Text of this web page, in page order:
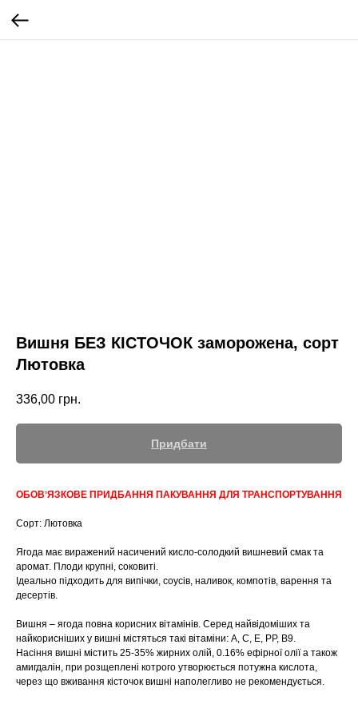
Вишня БЕЗ КІСТОЧОК заморожена, сорт
Лютовка
336,00 грн.
Придбати
ОБОВʼЯЗКОВЕ ПРИДБАННЯ ПАКУВАННЯ ДЛЯ ТРАНСПОРТУВАННЯ
Сорт: Лютовка
Ягода має виражений насичений кисло-солодкий вишневий смак та
аромат. Плоди крупні, соковиті.
Ідеально підходить для випічки, соусів, наливок, компотів, варення та
десертів.
Вишня – ягода повна корисних вітамінів. Серед найвідоміших та
найкорисніших у вишні містяться такі вітаміни: A, C, E, PP, B9.
Насіння вишні містить 25-35% жирних олій, 0.16% ефірної олії а також
амигдалін, при розщеплені котрого утворюється потужна кислота,
через що вживання кісточок вишні наполегливо не рекомендується.